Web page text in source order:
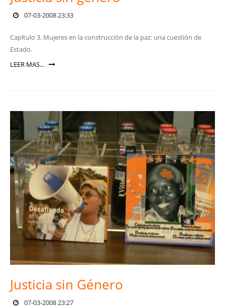
07-03-2008 23:33
Capítulo 3. Mujeres en la construcción de la paz: una cuestión de
Estado.
LEER MAS...
Justicia sin Género
07-03-2008 23:27